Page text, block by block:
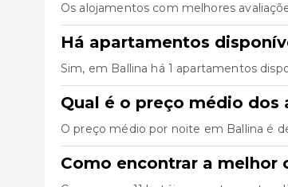
Os alojamentos com melhores
Há apartamentos
Sim, em Ballina há 1 apartamentos
Qual é o preço médio
O preço médio por noite em Ballina é
Como encontrar a